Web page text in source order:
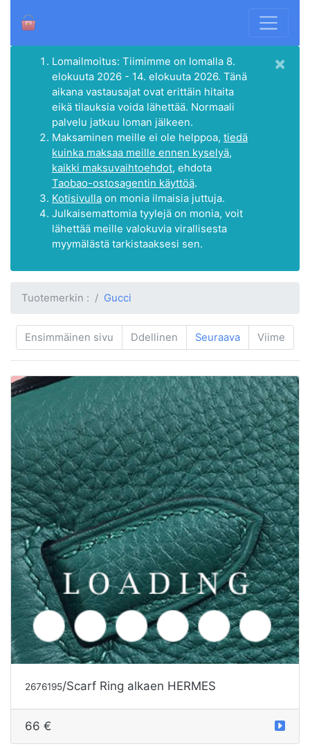
Lomailmoitus: Tiimimme on lomalla 8.
elokuuta 2026 - 14. elokuuta 2026. Tänä
aikana vastausajat ovat erittäin hitaita
eikä tilauksia voida lähettää. Normaali
palvelu jatkuu loman jälkeen.
Maksaminen meille ei ole helppoa, tiedä
kuinka maksaa meille ennen kyselyä,
kaikki maksuvaihtoehdot, ehdota
Taobao-ostosagentin käyttöä.
Kotisivulla on monia ilmaisia juttuja.
Julkaisemattomia tyylejä on monia, voit
lähettää meille valokuvia virallisesta
myymälästä tarkistaaksesi sen.
×
Tuotemerkin : Gucci
Ensimmäinen sivu Ddellinen Seuraava Viime
2676195/Scarf Ring alkaen HERMES
66 €